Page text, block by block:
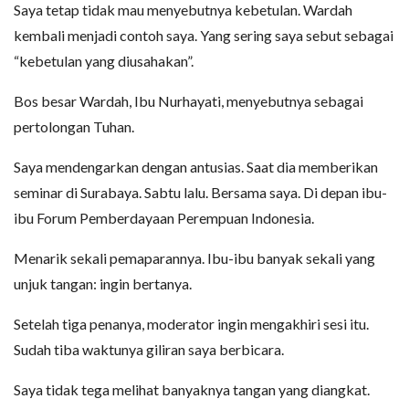
Saya tetap tidak mau menyebutnya kebetulan. Wardah
kembali menjadi contoh saya. Yang sering saya sebut sebagai
“kebetulan yang diusahakan”.
Bos besar Wardah, Ibu Nurhayati, menyebutnya sebagai
pertolongan Tuhan.
Saya mendengarkan dengan antusias. Saat dia memberikan
seminar di Surabaya. Sabtu lalu. Bersama saya. Di depan ibu-
ibu Forum Pemberdayaan Perempuan Indonesia.
Menarik sekali pemaparannya. Ibu-ibu banyak sekali yang
unjuk tangan: ingin bertanya.
Setelah tiga penanya, moderator ingin mengakhiri sesi itu.
Sudah tiba waktunya giliran saya berbicara.
Saya tidak tega melihat banyaknya tangan yang diangkat.